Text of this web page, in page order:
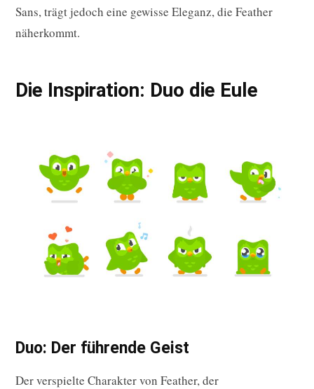
Sans, trägt jedoch eine gewisse Eleganz, die Feather
näherkommt.
Die Inspiration: Duo die Eule
Duo: Der führende Geist
Der verspielte Charakter von Feather, der